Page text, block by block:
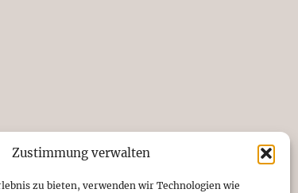
Zustimmung verwalten
zu bieten, verwenden wir Technologien wie